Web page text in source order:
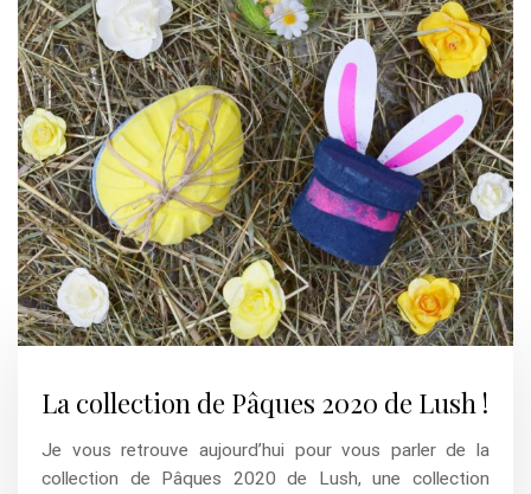
La collection de Pâques 2020 de Lush !
Je vous retrouve aujourd’hui pour vous parler de la
collection de Pâques 2020 de Lush, une collection